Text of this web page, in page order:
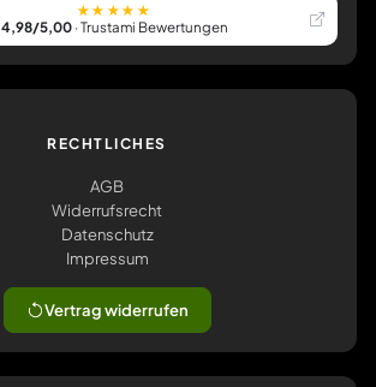
★★★★★
4,98/5,00· Trustami Bewertungen
RECHTLICHES
AGB
Widerrufsrecht
Datenschutz
Impressum
Vertrag widerrufen